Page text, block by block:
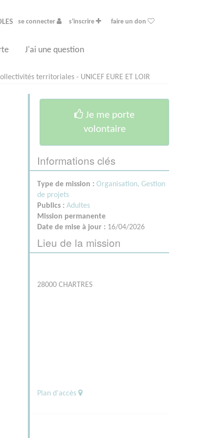
se connecter s'inscrire faire un don
J'ai une question
territoriales - UNICEF EURE ET LOIR
Je me porte
volontaire
Informations clés
Type de mission : Organisation, Gestion
de projets
Publics : Adultes
Mission permanente
Date de mise à jour : 16/04/2026
Lieu de la mission
28000 CHARTRES
Plan d'accès